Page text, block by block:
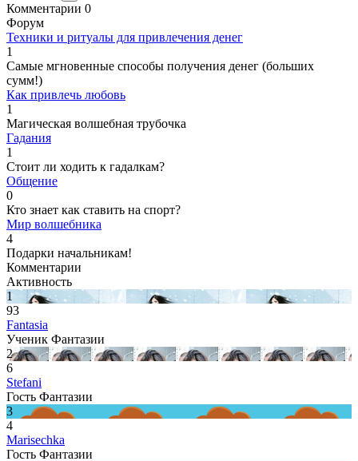
Комментарии 0
Форум
Техники и ритуалы для привлечения денег
1
Самые мгновенные способы получения денег (больших
сумм!)
Как привлечь любовь
1
Магическая волшебная трубочка
Гадания
1
Стоит ли ходить к гадалкам?
Общение
0
Кто знает как ставить на спорт?
Мир волшебника
4
Подарки начальникам!
Комментарии
Активность
1
93
Fantasia
Ученик Фантазии
2
6
Stefani
Гость Фантазии
3
4
Marisechka
Гость Фантазии